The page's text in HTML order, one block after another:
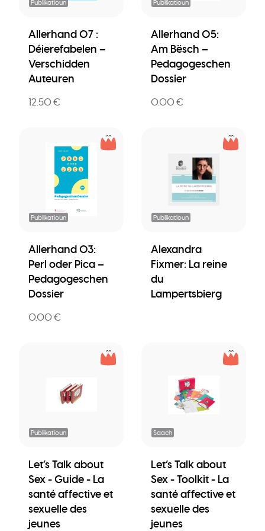
Publikatioun
Allerhand 07 :
Déierefabelen –
Verschidden
Auteuren
12.50 €
Publikatioun
Allerhand 05:
Am Bësch –
Pedagogeschen
Dossier
0.00 €
Publikatioun
Allerhand 03:
Perl oder Pica –
Pedagogeschen
Dossier
0.00 €
Publikatioun
Alexandra
Fixmer: La reine
du
Lampertsbierg
Publikatioun
Let’s Talk about
Sex - Guide - La
santé affective et
sexuelle des
jeunes
Saach
Let’s Talk about
Sex - Toolkit - La
santé affective et
sexuelle des
jeunes